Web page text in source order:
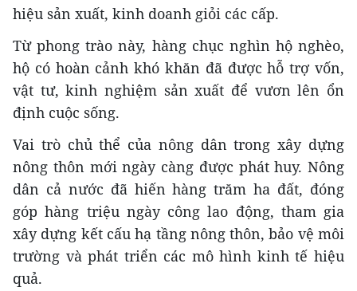
hiệu sản xuất, kinh doanh giỏi các cấp.
Từ phong trào này, hàng chục nghìn hộ nghèo,
hộ có hoàn cảnh khó khăn đã được hỗ trợ vốn,
vật tư, kinh nghiệm sản xuất để vươn lên ổn
định cuộc sống.
Vai trò chủ thể của nông dân trong xây dựng
nông thôn mới ngày càng được phát huy. Nông
dân cả nước đã hiến hàng trăm ha đất, đóng
góp hàng triệu ngày công lao động, tham gia
xây dựng kết cấu hạ tầng nông thôn, bảo vệ môi
trường và phát triển các mô hình kinh tế hiệu
quả.